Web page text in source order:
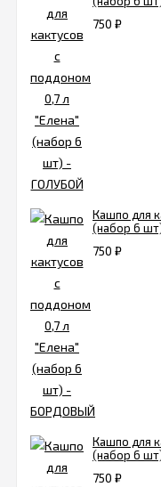
750 ₽
Кашпо для
(набор 6
750 ₽
Кашпо для
(набор 6
750 ₽